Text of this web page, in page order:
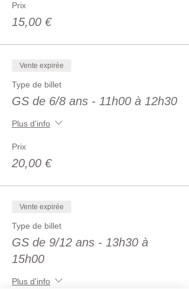
Savoir se mettre hors de danger
Savoir protéger
Savoir intervenir sur un saignement, une
démonstrations pratiques et des phases
d’apprentissage pratique et ludique.
remis.
Prix
15,00 €
Vente expirée
Type de billet
GS de 6/8 ans - 11h00 à 12h30
Plus d'info
Prix
20,00 €
Vente expirée
Type de billet
GS de 9/12 ans - 13h30 à
15h00
Plus d'info